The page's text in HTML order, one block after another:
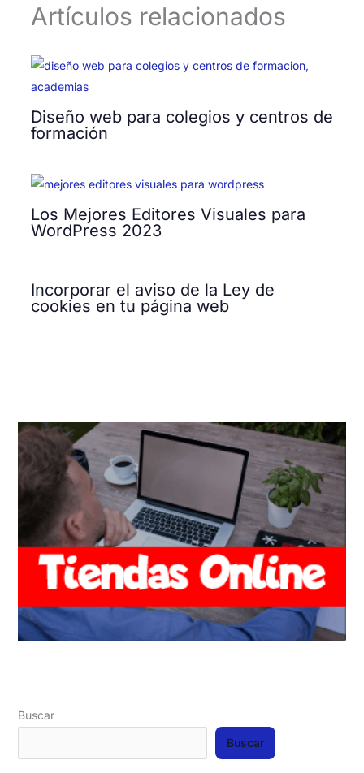
Artículos relacionados
Diseño web para colegios y centros de
formación
Los Mejores Editores Visuales para
WordPress 2023
Incorporar el aviso de la Ley de
cookies en tu página web
Buscar
Buscar